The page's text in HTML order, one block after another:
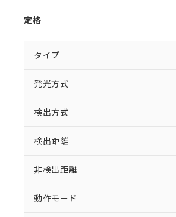
定格
タイプ
発光方式
検出方式
検出距離
非検出距離
動作モード